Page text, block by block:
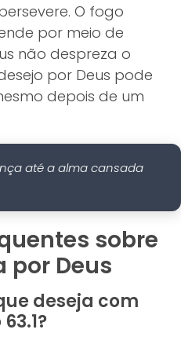
O fogo
por meio de
não despreza o
por Deus pode
depois de um
até a alma cansada
sobre
por Deus
deseja com